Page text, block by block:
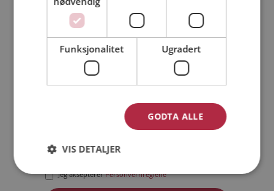
Jeg er en:
Jeg akseptererPersonvernreglene
Funksjonalitet Ugradert
GODTA ALLE
VIS DETALJER